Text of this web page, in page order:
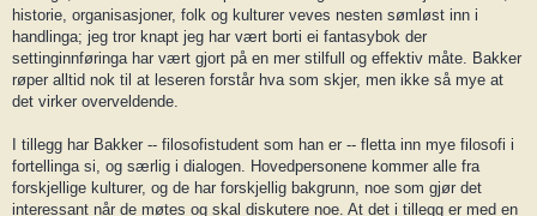
historie, organisasjoner, folk og kulturer veves nesten sømløst inn i
handlinga; jeg tror knapt jeg har vært borti ei fantasybok der
settinginnføringa har vært gjort på en mer stilfull og effektiv måte. Bakker
røper alltid nok til at leseren forstår hva som skjer, men ikke så mye at
det virker overveldende.
I tillegg har Bakker -- filosofistudent som han er -- fletta inn mye filosofi i
fortellinga si, og særlig i dialogen. Hovedpersonene kommer alle fra
forskjellige kulturer, og de har forskjellig bakgrunn, noe som gjør det
interessant når de møtes og skal diskutere noe. At det i tillegg er med en